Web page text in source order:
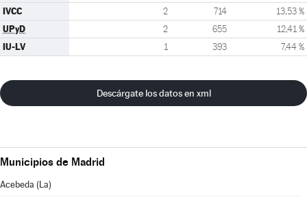
IVCC 2 714 13,53 %
UPyD 2 655 12,41 %
IU-LV 1 393 7,44 %
Descárgate los datos en xml
Municipios de Madrid
Acebeda (La)